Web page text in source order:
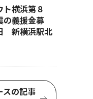
ト横浜第８
義援金募
新横浜駅北
スの記事